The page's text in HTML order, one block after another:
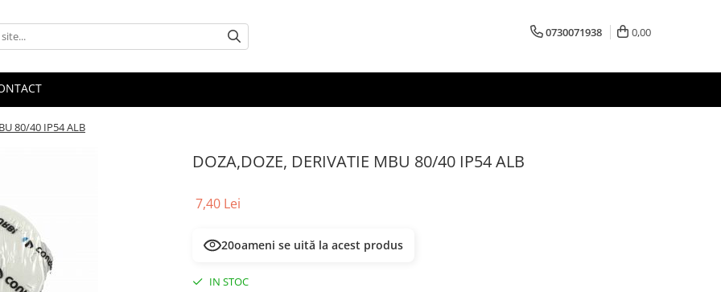
0730071938 0,00
80/40 IP54 ALB
DOZA,DOZE, DERIVATIE MBU 80/40 IP54 ALB
7,40 Lei
20oameni se uită la acest produs
IN STOC